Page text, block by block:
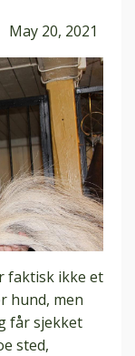
May 20, 2021
faktisk ikke et
hund, men
får sjekket
sted,